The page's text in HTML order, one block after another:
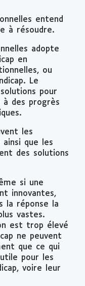
entend
à résoudre.
adopte
en
ou
Le
pour
à des progrès
les
ainsi que les
des solutions
si une
innovantes,
la réponse la
vastes.
est trop élevé
ne peuvent
que ce qui
pour les
voire leur